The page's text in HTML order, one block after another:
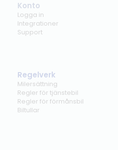
Konto
Logga in
Integrationer
Support
Regelverk
Milersättning
Regler för tjänstebil
Regler för förmånsbil
Biltullar